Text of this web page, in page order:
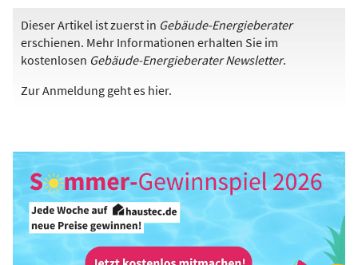
Dieser Artikel ist zuerst in Gebäude-Energieberater
erschienen. Mehr Informationen erhalten Sie im
kostenlosen Gebäude-Energieberater Newsletter.
Zur Anmeldung geht es hier.